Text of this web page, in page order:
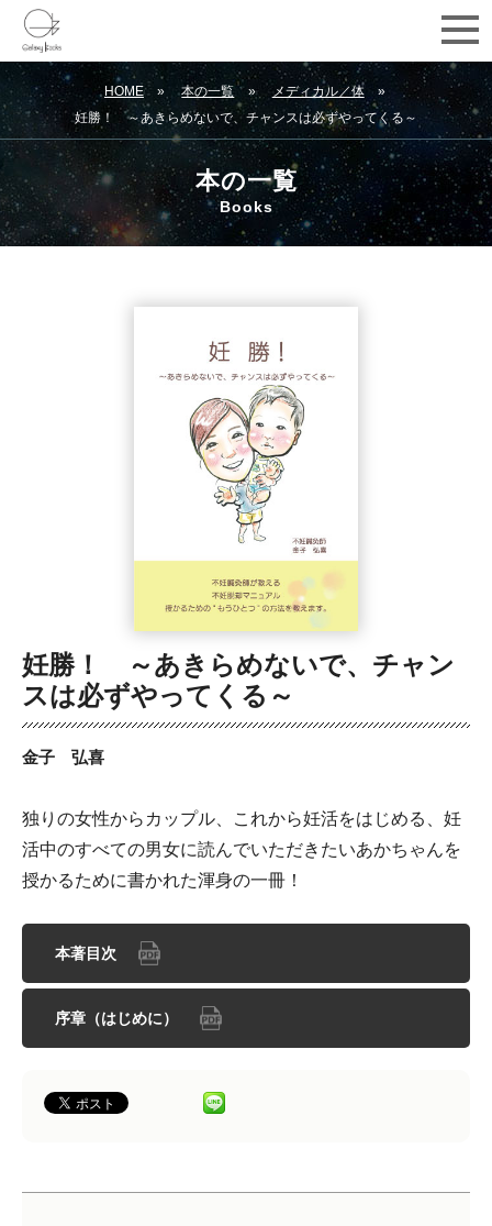
HOME 本の一覧
メディカル／体
妊勝！ ～あきらめないで、チャンスは必ずやってくる～
本の一覧
Books
妊勝！ ～あきらめないで、チャン
スは必ずやってくる～
金子 弘喜
独りの女性からカップル、これから妊活をはじめる、妊
活中のすべての男女に読んでいただきたいあかちゃんを
授かるために書かれた渾身の一冊！
本著目次
序章（はじめに）